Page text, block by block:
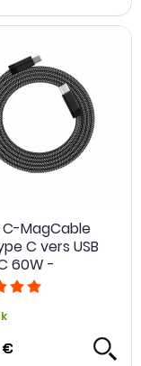
MagCable
C vers USB
60W -
€